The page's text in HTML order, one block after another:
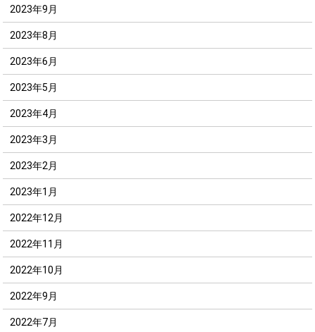
2023年9月
2023年8月
2023年6月
2023年5月
2023年4月
2023年3月
2023年2月
2023年1月
2022年12月
2022年11月
2022年10月
2022年9月
2022年7月